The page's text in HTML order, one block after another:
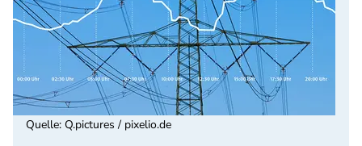
Quelle: Q.pictures / pixelio.de